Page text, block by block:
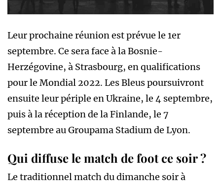
Leur prochaine réunion est prévue le 1er
septembre. Ce sera face à la Bosnie-
Herzégovine, à Strasbourg, en qualifications
pour le Mondial 2022. Les Bleus poursuivront
ensuite leur périple en Ukraine, le 4 septembre,
puis à la réception de la Finlande, le 7
septembre au Groupama Stadium de Lyon.
Qui diffuse le match de foot ce soir ?
Le traditionnel match du dimanche soir à